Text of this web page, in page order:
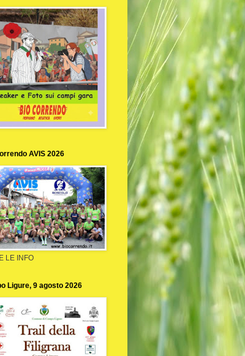
AVIS 2026
LE INFO
Ligure, 9 agosto 2026